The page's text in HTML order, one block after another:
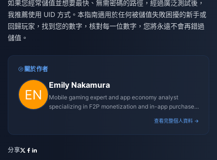
如果您經常儲值並想要最快、無需密碼的路徑，經過廣泛測試後，
我推薦使用 UID 方式。本指南適用於任何被儲值失敗困擾的新手或
回歸玩家，找到您的數字，核對每一位數字，您將永遠不會再錯過
儲值。
關於作者
Emily Nakamura
Mobile gaming expert and app economy analyst
specializing in F2P monetization and in-app purchase
查看完整個人資料 →
分享